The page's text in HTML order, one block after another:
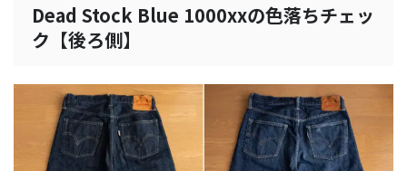
Dead Stock Blue 1000xxの色落ちチェッ
ク【後ろ側】